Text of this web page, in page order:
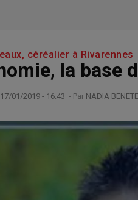
céréalier à Rivarennes
la base
01/2019 - 16:43 - Par NADIA